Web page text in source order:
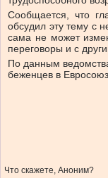
Сообщается, что
обсудил эту тему с
сама не может
переговоры и с
По данным
беженцев в
Что скажете, Аноним?